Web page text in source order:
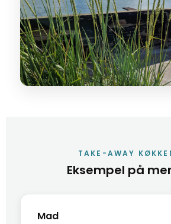
TAKE-AWAY
Eksempel på
Mad